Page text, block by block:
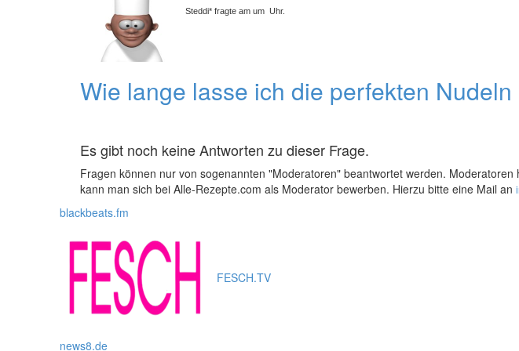
Steddi* fragte am um Uhr.
Wie lange lasse ich die perfekten Nudeln
Es gibt noch keine Antworten zu dieser Frage.
Fragen können nur von sogenannten "Moderatoren" beantwortet werden.
kann man sich bei Alle-Rezepte.com als Moderator bewerben. Hierzu bitte eine Mail an
blackbeats.fm
FESCH.TV
news8.de